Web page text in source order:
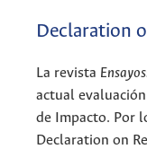
Declaration
La revista
actual
de Impacto. Por
Declaration on